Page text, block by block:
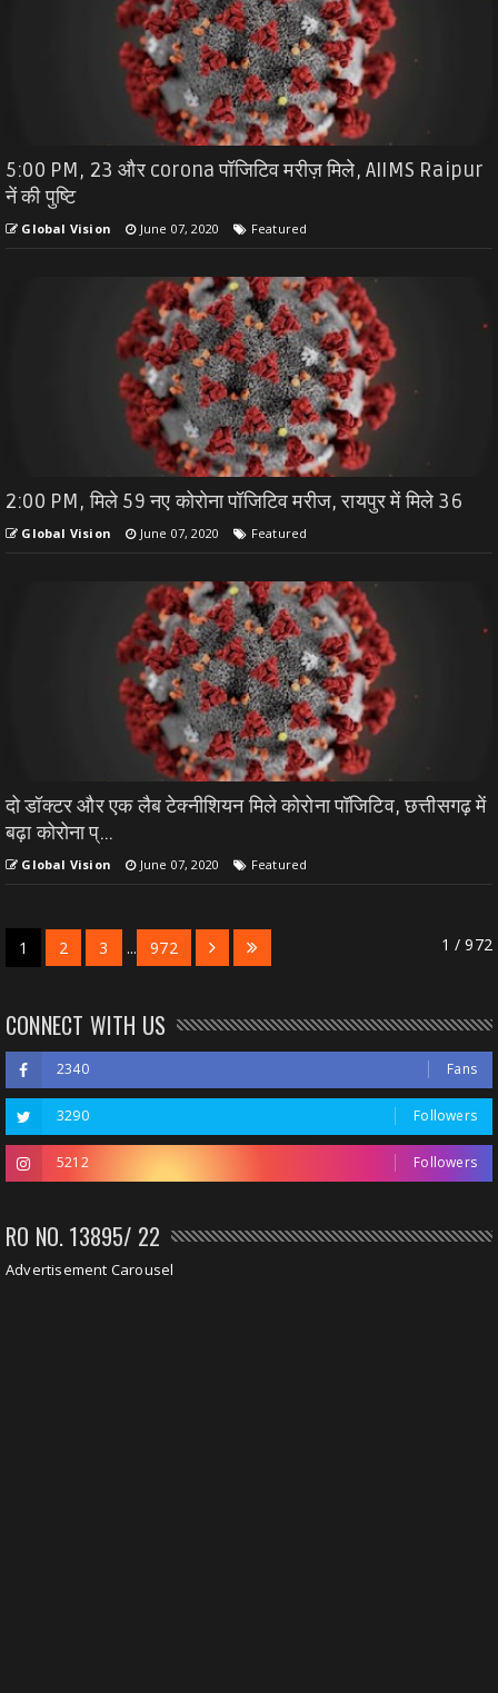
5:00 PM, 23 और corona पॉजिटिव मरीज़ मिले, AIIMS Raipur
नें की पुष्टि
Global Vision June 07, 2020 Featured
2:00 PM, मिले 59 नए कोरोना पॉजिटिव मरीज, रायपुर में मिले 36
Global Vision June 07, 2020 Featured
दो डॉक्टर और एक लैब टेक्नीशियन मिले कोरोना पॉजिटिव, छत्तीसगढ़ में
बढ़ा कोरोना प्...
Global Vision June 07, 2020 Featured
1 / 972
1 2 3 ... 972
CONNECT WITH US
2340 Fans
3290 Followers
5212 Followers
RO NO. 13895/ 22
Advertisement Carousel